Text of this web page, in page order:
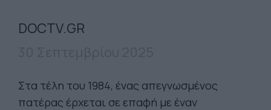
DOCTV.GR
Στα τέλη του 1984, ένας απεγνωσμένος
πατέρας έρχεται σε επαφή με έναν